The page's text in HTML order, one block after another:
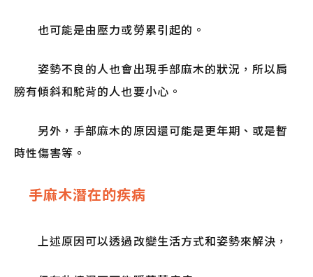
也可能是由壓力或勞累引起的。
姿勢不良的人也會出現手部麻木的狀況，所以肩
膀有傾斜和駝背的人也要小心。
另外，手部麻木的原因還可能是更年期、或是暫
時性傷害等。
手麻木潛在的疾病
上述原因可以透過改變生活方式和姿勢來解決，